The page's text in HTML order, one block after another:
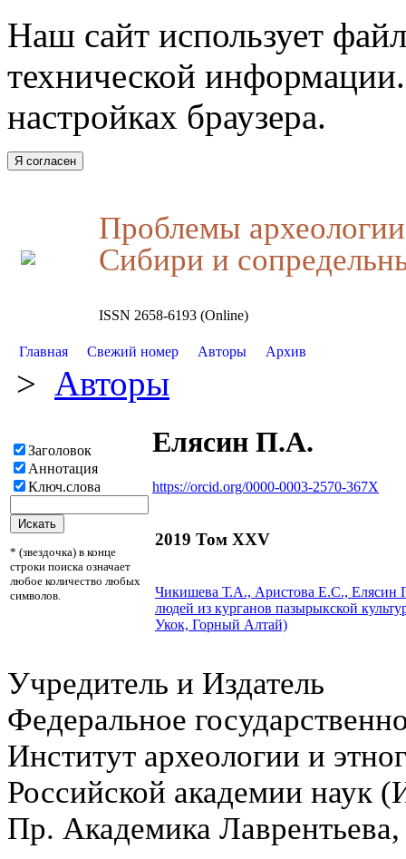
Наш сайт использует
технической
настройках браузера.
Я согласен
Проблемы
Сибири и
ISSN 2658-6193 (Online)
Главная Свежий номер Авторы Архив
> Авторы
Заголовок
Аннотация
Ключ.слова
* (звездочка) в конце
строки поиска означает
любое количество любых
символов.
Елясин П.А.
https://orcid.org/0000-0003-2570-367X
2019 Том XXV
Чикишева Т.А., Аристова Е.С., Елясин
людей из курганов пазырыкской
Укок, Горный Алтай)
Учредитель и Издатель
Федеральное
Институт археологии и
Российской академии
Пр. Академика